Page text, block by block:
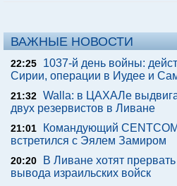
ВАЖНЫЕ НОВОСТИ
22:25
1037-й день войны:
Сирии, операции в Иудее и
21:32 Walla: в ЦАХАЛе
двух резервистов в Ливане
21:01
Командующий
встретился с Эялем Замиром
20:20
В Ливане хотят
вывода израильских войск